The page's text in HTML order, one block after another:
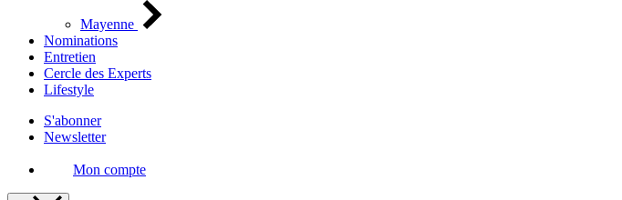
Mayenne
Nominations
Entretien
Cercle des Experts
Lifestyle
S'abonner
Newsletter
Mon compte